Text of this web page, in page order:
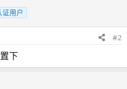
证用户
#2
下